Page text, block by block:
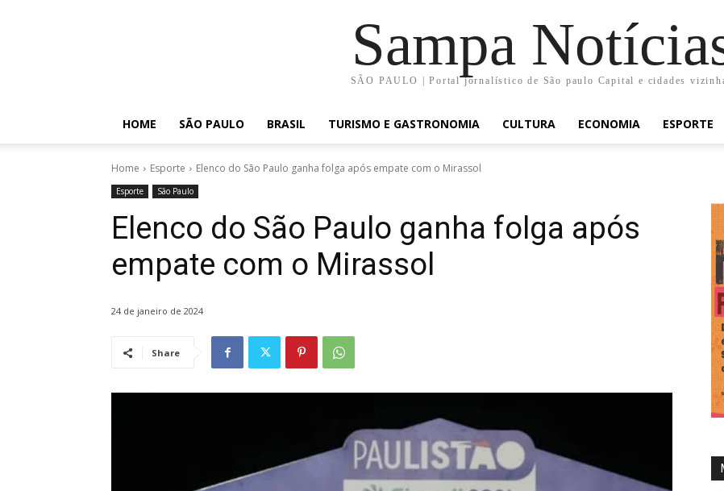
Sampa
SÃO PAULO | Portal jornalístico de São paulo Capital e cidades
HOME SÃO PAULO BRASIL TURISMO E GASTRONOMIA CULTURA ECONOMIA ESPORTE
Home Esporte Elenco do São Paulo ganha folga após empate com o Mirassol
Esporte São Paulo
Elenco do São Paulo ganha folga após
empate com o Mirassol
24 de janeiro de 2024
Share